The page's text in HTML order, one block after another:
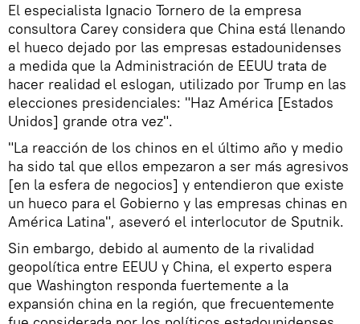
El especialista Ignacio Tornero de la empresa
consultora Carey considera que China está llenando
el hueco dejado por las empresas estadounidenses
a medida que la Administración de EEUU trata de
hacer realidad el eslogan, utilizado por Trump en las
elecciones presidenciales: "Haz América [Estados
Unidos] grande otra vez".
"La reacción de los chinos en el último año y medio
ha sido tal que ellos empezaron a ser más agresivos
[en la esfera de negocios] y entendieron que existe
un hueco para el Gobierno y las empresas chinas en
América Latina", aseveró el interlocutor de Sputnik.
Sin embargo, debido al aumento de la rivalidad
geopolítica entre EEUU y China, el experto espera
que Washington responda fuertemente a la
expansión china en la región, que frecuentemente